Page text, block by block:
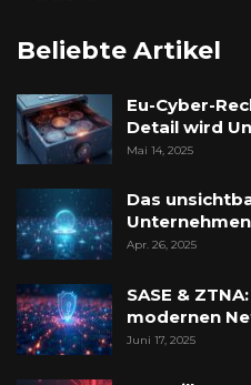
Beliebte Artikel
Eu-Cyber-
Detail wird
Mai 14, 2025
Das
Apr. 26, 2025
SASE &
modernen
Juni 17, 2025